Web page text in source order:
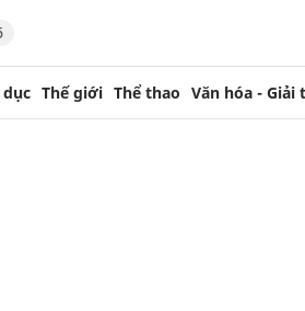
dục Thế giới Thể thao Văn hóa - Giải